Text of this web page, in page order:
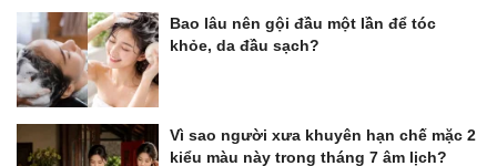
Bao lâu nên gội đầu một lần để tóc
khỏe, da đầu sạch?
Vì sao người xưa khuyên hạn chế mặc 2
kiểu màu này trong tháng 7 âm lịch?